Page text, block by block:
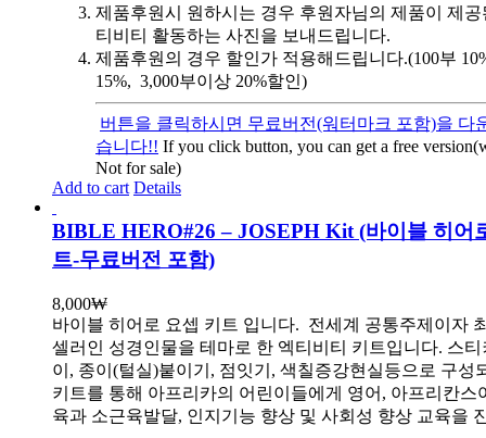
제품후원시 원하시는 경우 후원자님의 제품이 제
티비티 활동하는 사진을 보내드립니다.
제품후원의 경우 할인가 적용해드립니다.(100부
15%, 3,000부이상 20%할인)
버튼을 클릭하시면 무료버전(워터마크 포함)을 다
습니다!! If you click button, you can get a free
Not for sale)
Add to cart Details
BIBLE HERO#26 – JOSEPH Kit (바이블 히어
트-무료버전 포함)
8,000₩
바이블 히어로 요셉 키트 입니다. 전세계 공통주제이자
셀러인 성경인물을 테마로 한 엑티비티 키트입니다. 스
이, 종이(털실)붙이기, 점잇기, 색칠증강현실등으로 구성
키트를 통해 아프리카의 어린이들에게 영어, 아프리칸스
육과 소근육발달, 인지기능 향상 및 사회성 향상 교육을